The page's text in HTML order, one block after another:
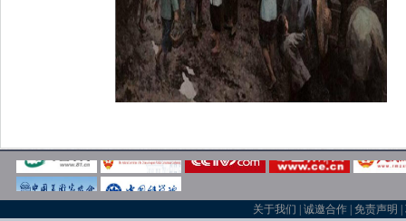
关于我们 |诚邀合作 |免责声明 |